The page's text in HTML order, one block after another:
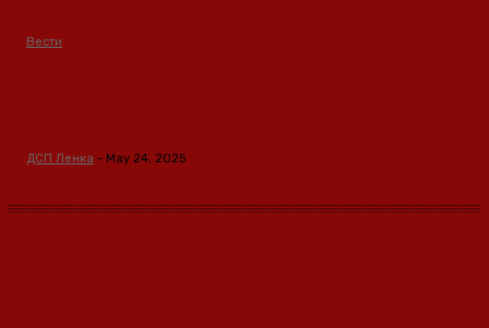
Вести
ДСП Ленка - May 24, 2025